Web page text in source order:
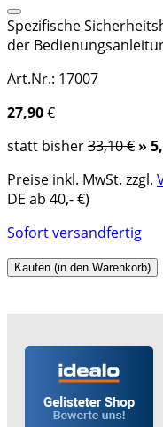
Spezifische
der
Art.Nr.: 17007
27,90€
statt bisher33,10 € »
Preise inkl. MwSt. zzgl.
DE ab 40,- €)
Sofort versandfertig
Kaufen (in den Warenkorb)